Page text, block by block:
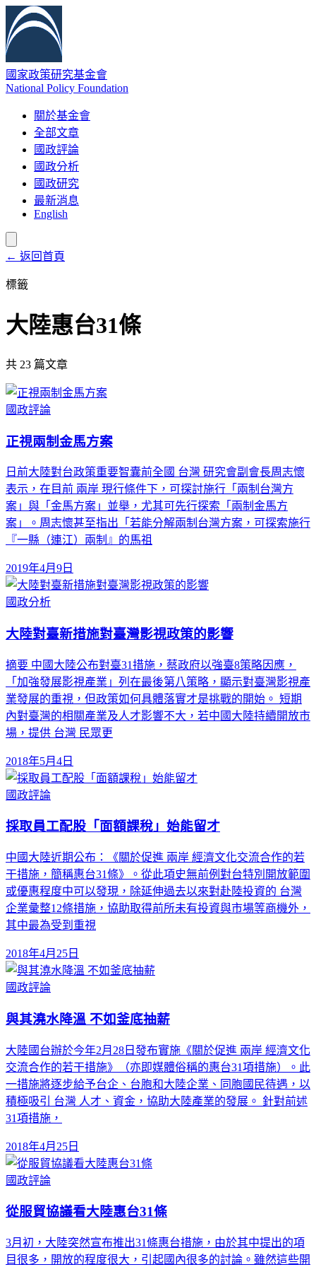
國家政策研究基金會
National Policy Foundation
關於基金會
全部文章
國政評論
國政分析
國政研究
最新消息
English
← 返回首頁
標籤
大陸惠台31條
共 23 篇文章
國政評論
正視兩制金馬方案
日前大陸對台政策重要智囊前全國 台灣 研究會副會長周志懷
表示，在目前 兩岸 現行條件下，可探討施行「兩制台灣方
案」與「金馬方案」並舉，尤其可先行探索「兩制金馬方
案」。周志懷甚至指出「若能分解兩制台灣方案，可探索施行
『一縣（連江）兩制』的馬祖
2019年4月9日
國政分析
大陸對臺新措施對臺灣影視政策的影響
摘要 中國大陸公布對臺31措施，蔡政府以強臺8策略因應，
「加強發展影視產業」列在最後第八策略，顯示對臺灣影視產
業發展的重視，但政策如何具體落實才是挑戰的開始。 短期
內對臺灣的相關產業及人才影響不大，若中國大陸持續開放市
場，提供 台灣 民眾更
2018年5月4日
國政評論
採取員工配股「面額課稅」始能留才
中國大陸近期公布：《關於促進 兩岸 經濟文化交流合作的若
干措施，簡稱惠台31條》。從此項史無前例對台特別開放範圍
或優惠程度中可以發現，除延伸過去以來對赴陸投資的 台灣
企業彙整12條措施，協助取得前所未有投資與市場等商機外，
其中最為受到重視
2018年4月25日
國政評論
與其澆水降溫 不如釜底抽薪
大陸國台辦於今年2月28日發布實施《關於促進 兩岸 經濟文化
交流合作的若干措施》（亦即媒體俗稱的惠台31項措施）。此
一措施將逐步給予台企、台胞和大陸企業、同胞國民待遇，以
積極吸引 台灣 人才、資金，協助大陸產業的發展。 針對前述
31項措施，
2018年4月25日
國政評論
從服貿協議看大陸惠台31條
3月初，大陸突然宣布推出31條惠台措施，由於其中提出的項
目很多，開放的程度很大，引起國內很多的討論。雖然這些開